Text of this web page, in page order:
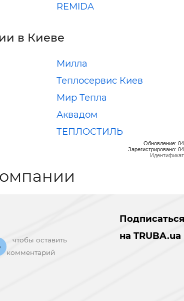
REMIDA
в Киеве
Милла
Теплосервис Киев
Мир Тепла
Аквадом
ТЕПЛОСТИЛЬ
Обновление:
Зарегистрировано:
чтобы оставить
комментарий
Подписаться
на TRUBA.ua